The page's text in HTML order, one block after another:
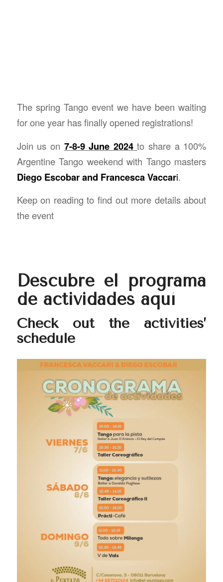
The spring Tango event we have been waiting
for one year has finally opened registrations!
Join us on 7-8-9 June 2024to share a 100%
Argentine Tango weekend with Tango masters
Diego Escobar and Francesca Vaccari.
Keep on reading to find out more details about
the event
Descubre el programa
de actividades aquí
Check out the activities’
schedule